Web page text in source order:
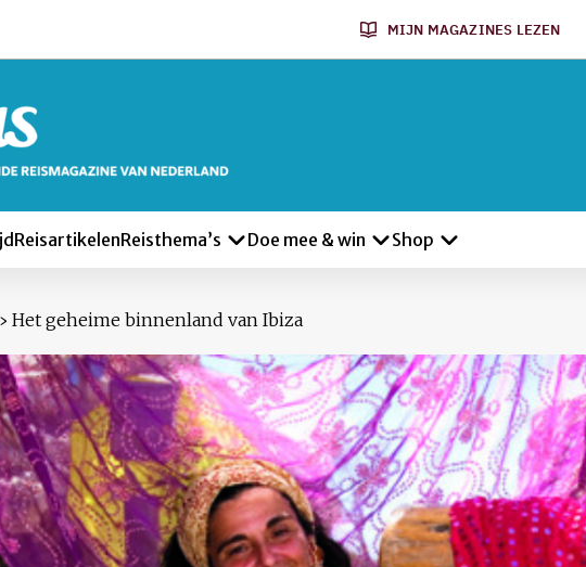
MIJN MAGAZINES LEZEN
ReisartikelenReisthema’s Doe mee & win Shop
› Het geheime binnenland van Ibiza